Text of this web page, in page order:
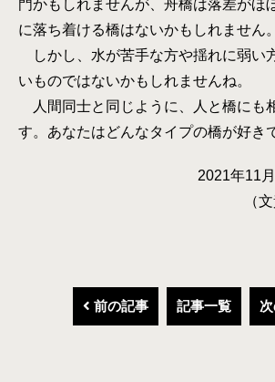
門かもしれませんが、舟橋は落差がほ
に落ち着ける橋はないかもしれません。
しかし、水が苦手な方や揺れに弱い
いものではないかもしれませんね。
人間同士と同じように、人と橋にも
す。あなたはどんなタイプの橋が好き
2021年11
（
前の記事 記事一覧